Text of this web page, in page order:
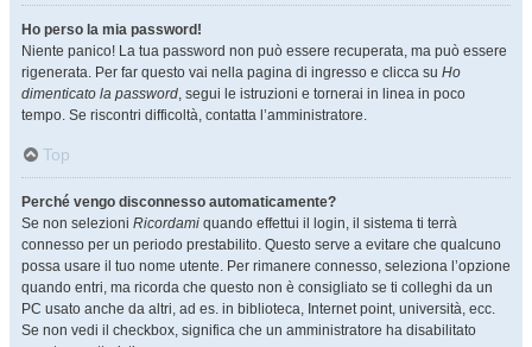
Ho perso la mia password!
Niente panico! La tua password non può essere recuperata, ma può essere
rigenerata. Per far questo vai nella pagina di ingresso e clicca su Ho
dimenticato la password, segui le istruzioni e tornerai in linea in poco
tempo. Se riscontri difficoltà, contatta l’amministratore.
Top
Perché vengo disconnesso automaticamente?
Se non selezioni Ricordami quando effettui il login, il sistema ti terrà
connesso per un periodo prestabilito. Questo serve a evitare che qualcuno
possa usare il tuo nome utente. Per rimanere connesso, seleziona l’opzione
quando entri, ma ricorda che questo non è consigliato se ti colleghi da un
PC usato anche da altri, ad es. in biblioteca, Internet point, università, ecc.
Se non vedi il checkbox, significa che un amministratore ha disabilitato